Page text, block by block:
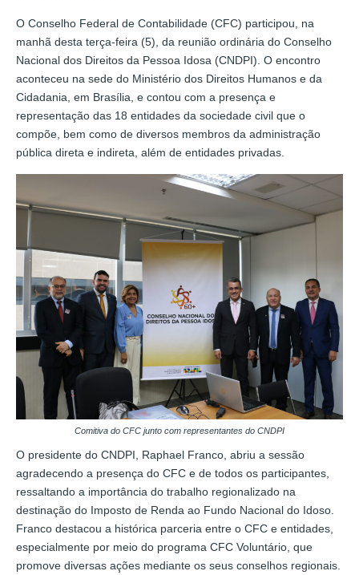
O Conselho Federal de Contabilidade (CFC) participou, na
manhã desta terça-feira (5), da reunião ordinária do Conselho
Nacional dos Direitos da Pessoa Idosa (CNDPI). O encontro
aconteceu na sede do Ministério dos Direitos Humanos e da
Cidadania, em Brasília, e contou com a presença e
representação das 18 entidades da sociedade civil que o
compõe, bem como de diversos membros da administração
pública direta e indireta, além de entidades privadas.
Comitiva do CFC junto com representantes do CNDPI
O presidente do CNDPI, Raphael Franco, abriu a sessão
agradecendo a presença do CFC e de todos os participantes,
ressaltando a importância do trabalho regionalizado na
destinação do Imposto de Renda ao Fundo Nacional do Idoso.
Franco destacou a histórica parceria entre o CFC e entidades,
especialmente por meio do programa CFC Voluntário, que
promove diversas ações mediante os seus conselhos regionais.